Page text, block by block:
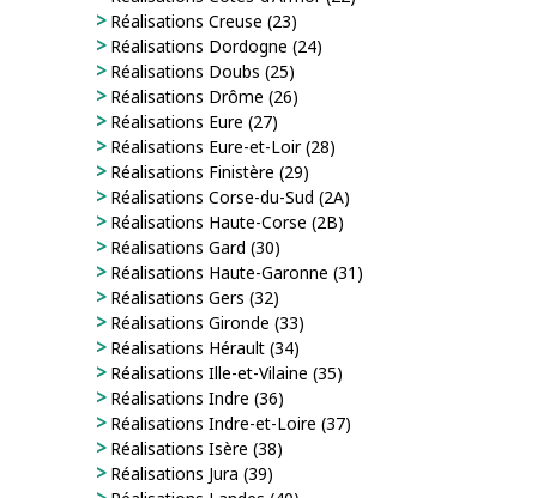
Réalisations Creuse (23)
Réalisations Dordogne (24)
Réalisations Doubs (25)
Réalisations Drôme (26)
Réalisations Eure (27)
Réalisations Eure-et-Loir (28)
Réalisations Finistère (29)
Réalisations Corse-du-Sud (2A)
Réalisations Haute-Corse (2B)
Réalisations Gard (30)
Réalisations Haute-Garonne (31)
Réalisations Gers (32)
Réalisations Gironde (33)
Réalisations Hérault (34)
Réalisations Ille-et-Vilaine (35)
Réalisations Indre (36)
Réalisations Indre-et-Loire (37)
Réalisations Isère (38)
Réalisations Jura (39)